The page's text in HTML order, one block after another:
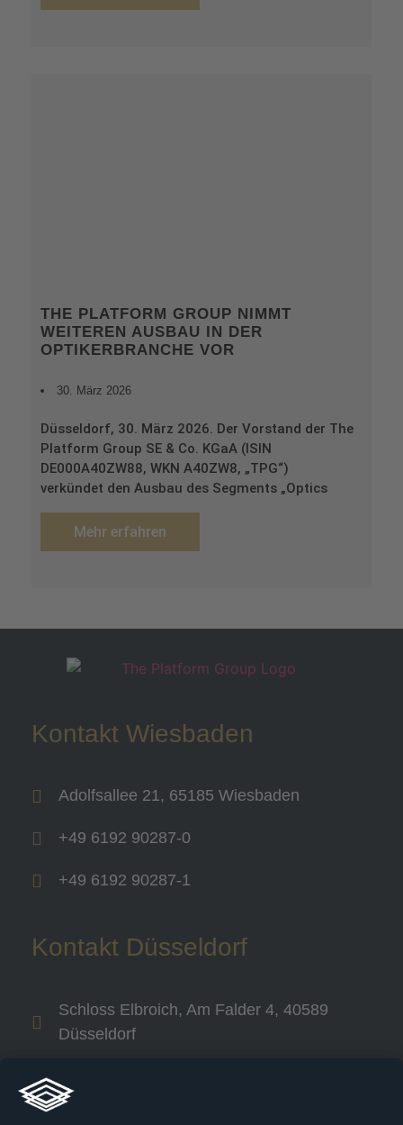
THE PLATFORM GROUP NIMMT
WEITEREN AUSBAU IN DER
OPTIKERBRANCHE VOR
30. März 2026
Düsseldorf, 30. März 2026. Der Vorstand der The
Platform Group SE & Co. KGaA (ISIN
DE000A40ZW88, WKN A40ZW8, „TPG“)
verkündet den Ausbau des Segments „Optics
Mehr erfahren
Kontakt Wiesbaden
Adolfsallee 21, 65185 Wiesbaden
+49 6192 90287-0
+49 6192 90287-1
Kontakt Düsseldorf
Schloss Elbroich, Am Falder 4, 40589
Düsseldorf